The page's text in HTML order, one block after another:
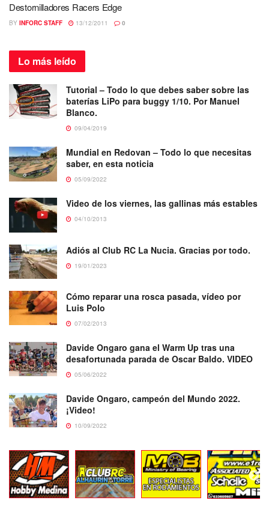
Destornilladores Racers Edge
BY INFORC STAFF 13/12/2011 0
Lo más leído
Tutorial – Todo lo que debes saber sobre las
baterías LiPo para buggy 1/10. Por Manuel
Blanco.
09/04/2019
Mundial en Redovan – Todo lo que necesitas
saber, en esta noticia
05/09/2022
Video de los viernes, las gallinas más estables
04/10/2013
Adiós al Club RC La Nucia. Gracias por todo.
19/01/2023
Cómo reparar una rosca pasada, vídeo por
Luis Polo
07/02/2013
Davide Ongaro gana el Warm Up tras una
desafortunada parada de Oscar Baldo. VIDEO
05/06/2022
Davide Ongaro, campeón del Mundo 2022.
¡Video!
10/09/2022